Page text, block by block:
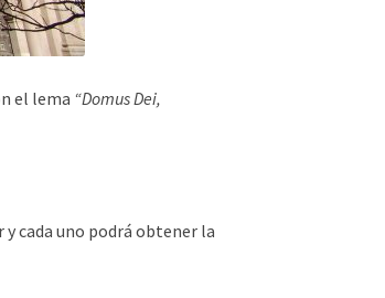
el lema “Domus Dei,
cada uno podrá obtener la